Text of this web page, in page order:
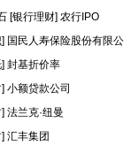
[银行理财] 农行IPO
国民人寿保险股份有限公
封基折价率
小额贷款公司
法兰克·纽曼
汇丰集团